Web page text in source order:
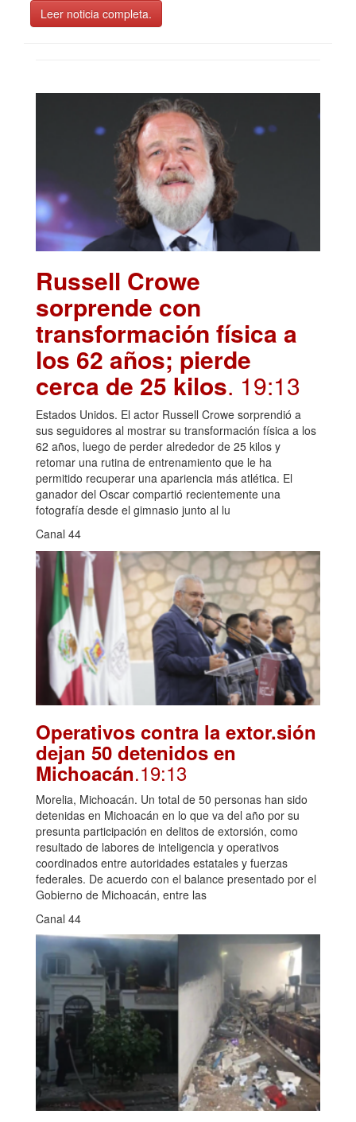
Leer noticia completa.
Russell Crowe
sorprende con
transformación física a
los 62 años; pierde
cerca de 25 kilos. 19:13
Estados Unidos. El actor Russell Crowe sorprendió a
sus seguidores al mostrar su transformación física a los
62 años, luego de perder alrededor de 25 kilos y
retomar una rutina de entrenamiento que le ha
permitido recuperar una apariencia más atlética. El
ganador del Oscar compartió recientemente una
fotografía desde el gimnasio junto al lu
Canal 44
Operativos contra la extor.sión
dejan 50 detenidos en
Michoacán.19:13
Morelia, Michoacán. Un total de 50 personas han sido
detenidas en Michoacán en lo que va del año por su
presunta participación en delitos de extorsión, como
resultado de labores de inteligencia y operativos
coordinados entre autoridades estatales y fuerzas
federales. De acuerdo con el balance presentado por el
Gobierno de Michoacán, entre las
Canal 44